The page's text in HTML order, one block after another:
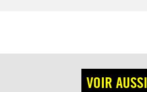
VOIR AUSSI